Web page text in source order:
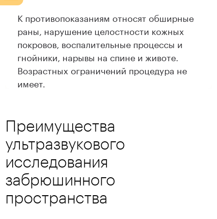
К противопоказаниям относят обширные
раны, нарушение целостности кожных
покровов, воспалительные процессы и
гнойники, нарывы на спине и животе.
Возрастных ограничений процедура не
имеет.
Преимущества
ультразвукового
исследования
забрюшинного
пространства